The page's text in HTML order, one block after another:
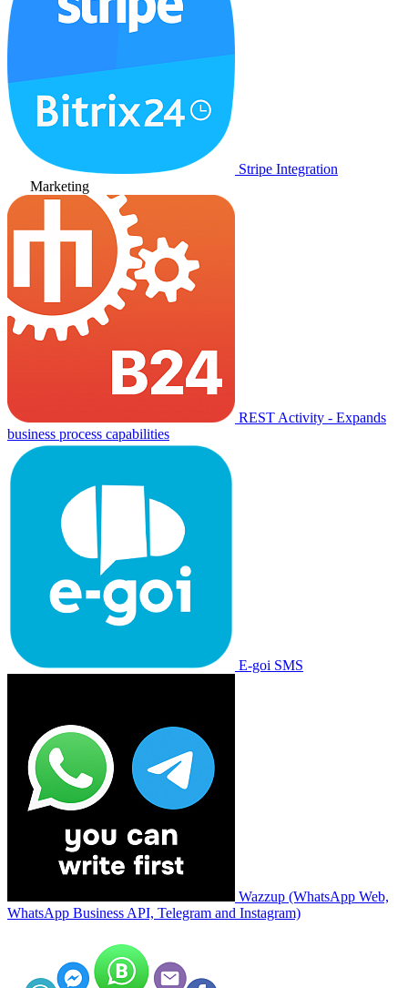
Stripe Integration
Marketing
REST Activity - Expands
business process capabilities
E-goi SMS
Wazzup (WhatsApp Web,
WhatsApp Business API, Telegram and Instagram)